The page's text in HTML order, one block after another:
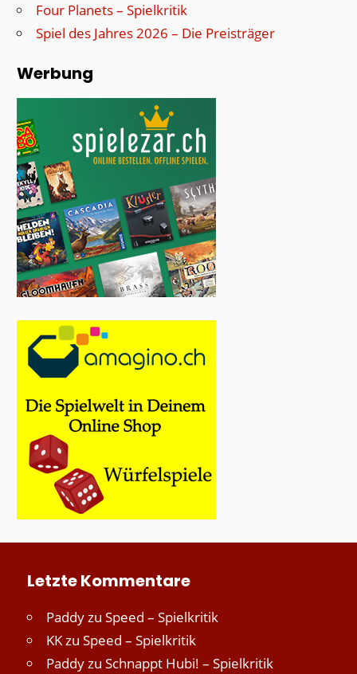
Four Planets – Spielkritik
Spiel des Jahres 2026 – Die Preisträger
Werbung
Letzte Kommentare
Paddyzu Speed – Spielkritik
KKzu Speed – Spielkritik
Paddyzu Schnappt Hubi! – Spielkritik